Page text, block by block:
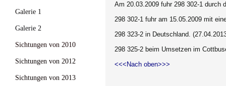
Galerie 1
Galerie 2
Sichtungen von 2010
Sichtungen von 2012
Sichtungen von 2013
Am 20.03.2009 fuhr 298 302-1 durch
298 302-1 fuhr am 15.05.2009 mit
298 323-2 in Deutschland.
298 325-2 beim Umsetzen im
<<<Nach oben>>>